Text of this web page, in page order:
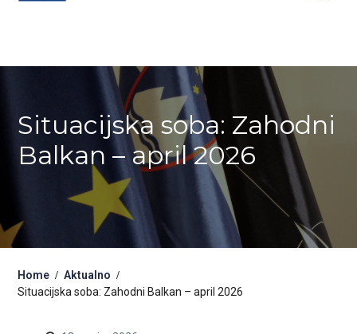
Situacijska soba: Zahodni
Balkan – april 2026
Home
Aktualno
Situacijska soba: Zahodni Balkan – april 2026